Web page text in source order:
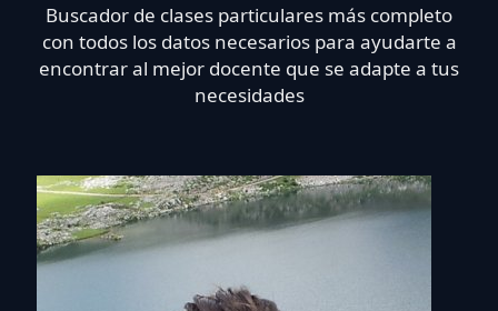
Buscador de clases particulares más completo
con todos los datos necesarios para ayudarte a
encontrar al mejor docente que se adapte a tus
necesidades